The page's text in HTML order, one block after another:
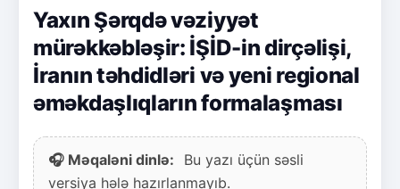
Yaxın Şərqdə vəziyyət
mürəkkəbləşir: İŞİD-in dirçəlişi,
İranın təhdidləri və yeni regional
əməkdaşlıqların formalaşması
🎧 Məqaləni dinlə:
Bu yazı üçün səsli
versiya hələ hazırlanmayıb.